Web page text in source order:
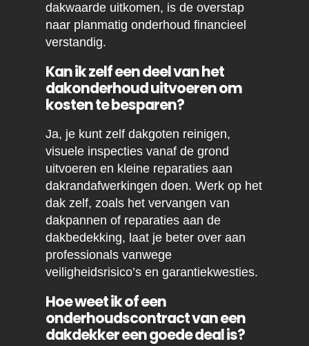
dakwaarde uitkomen, is de overstap
naar planmatig onderhoud financieel
verstandig.
Kan ik zelf een deel van het
dakonderhoud uitvoeren om
kosten te besparen?
Ja, je kunt zelf dakgoten reinigen,
visuele inspecties vanaf de grond
uitvoeren en kleine reparaties aan
dakrandafwerkingen doen. Werk op het
dak zelf, zoals het vervangen van
dakpannen of reparaties aan de
dakbedekking, laat je beter over aan
professionals vanwege
veiligheidsrisico’s en garantiekwesties.
Hoe weet ik of een
onderhoudscontract van een
dakdekker een goede deal is?